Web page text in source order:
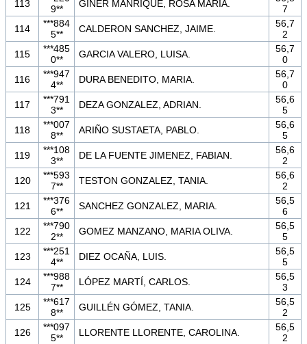
113
9**
GINER MANRIQUE, ROSA MARIA.
7
114
***884
5**
CALDERON SANCHEZ, JAIME.
56,7
2
115
***485
0**
GARCIA VALERO, LUISA.
56,7
0
116
***947
4**
DURA BENEDITO, MARIA.
56,7
0
117
***791
3**
DEZA GONZALEZ, ADRIAN.
56,6
5
118
***007
8**
ARIÑO SUSTAETA, PABLO.
56,6
5
119
***108
3**
DE LA FUENTE JIMENEZ, FABIAN.
56,6
2
120
***593
7**
TESTON GONZALEZ, TANIA.
56,6
2
121
***376
6**
SANCHEZ GONZALEZ, MARIA.
56,5
6
122
***790
2**
GOMEZ MANZANO, MARIA OLIVA.
56,5
5
123
***251
4**
DIEZ OCAÑA, LUIS.
56,5
5
124
***988
7**
LÓPEZ MARTÍ, CARLOS.
56,5
3
125
***617
8**
GUILLÉN GÓMEZ, TANIA.
56,5
2
126
***097
5**
LLORENTE LLORENTE, CAROLINA.
56,5
2